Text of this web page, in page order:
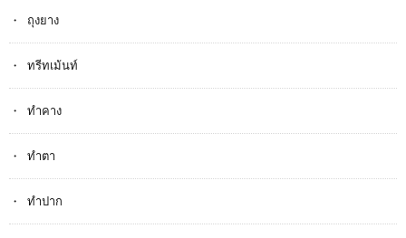
ถุงยาง
ทรีทเม้นท์
ทำคาง
ทำตา
ทำปาก